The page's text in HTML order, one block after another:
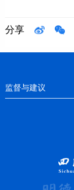
分享
监督与建议